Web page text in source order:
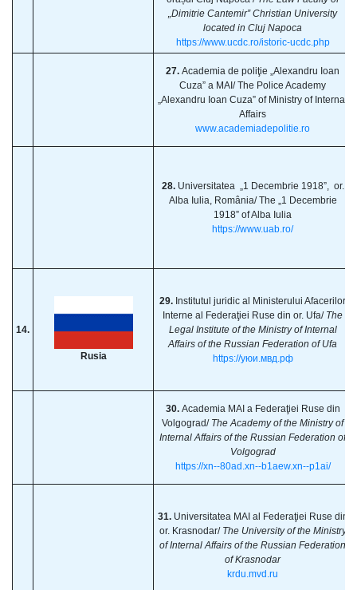
„Dimitrie Cantemir” Christian University
located in Cluj Napoca
https://www.ucdc.ro/istoric-ucdc.php
27. Academia de poliţie „Alexandru Ioan
Cuza” a MAI/ The Police Academy
„Alexandru Ioan Cuza” of Ministry of Internal
Affairs
www.academiadepolitie.ro
28. Universitatea „1 Decembrie 1918”, or.
Alba Iulia, România/ The „1 Decembrie
1918” of Alba Iulia
https://www.uab.ro/
14.
Rusia
29. Institutul juridic al Ministerului Afacerilor
Interne al Federaţiei Ruse din or. Ufa/ The
Legal Institute of the Ministry of Internal
Affairs of the Russian Federation of Ufa
https://уюи.мвд.рф
30. Academia MAI a Federaţiei Ruse din
Volgograd/ The Academy of the Ministry of
Internal Affairs of the Russian Federation of
Volgograd
https://xn--80ad.xn--b1aew.xn--p1ai/
31. Universitatea MAI al Federaţiei Ruse din
or. Krasnodar/ The University of the Ministry
of Internal Affairs of the Russian Federation
of Krasnodar
krdu.mvd.ru